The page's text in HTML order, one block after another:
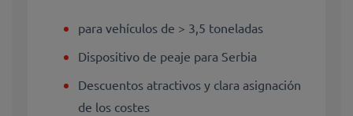
para vehículos de > 3,5 toneladas
Dispositivo de peaje para Serbia
Descuentos atractivos y clara asignación
de los costes